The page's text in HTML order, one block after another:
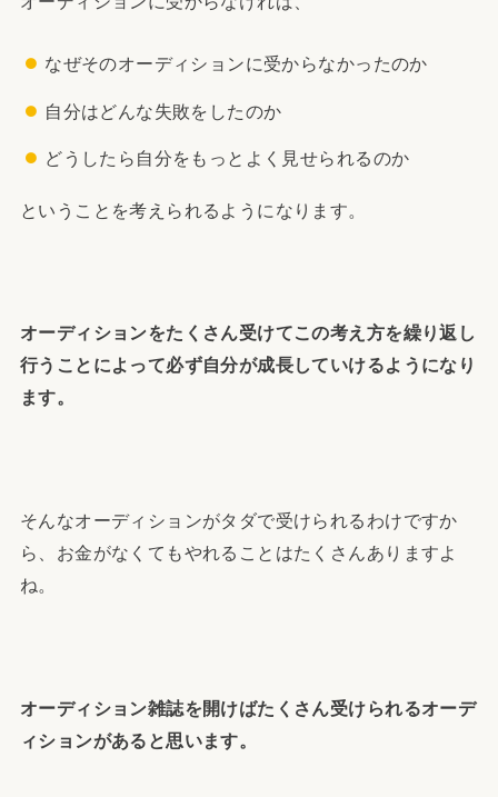
なぜそのオーディションに受からなかったのか
自分はどんな失敗をしたのか
どうしたら自分をもっとよく見せられるのか
ということを考えられるようになります。
オーディションをたくさん受けてこの考え方を繰り返し
行うことによって必ず自分が成長していけるようになり
ます。
そんなオーディションがタダで受けられるわけですか
ら、お金がなくてもやれることはたくさんありますよ
ね。
オーディション雑誌を開けばたくさん受けられるオーデ
ィションがあると思います。